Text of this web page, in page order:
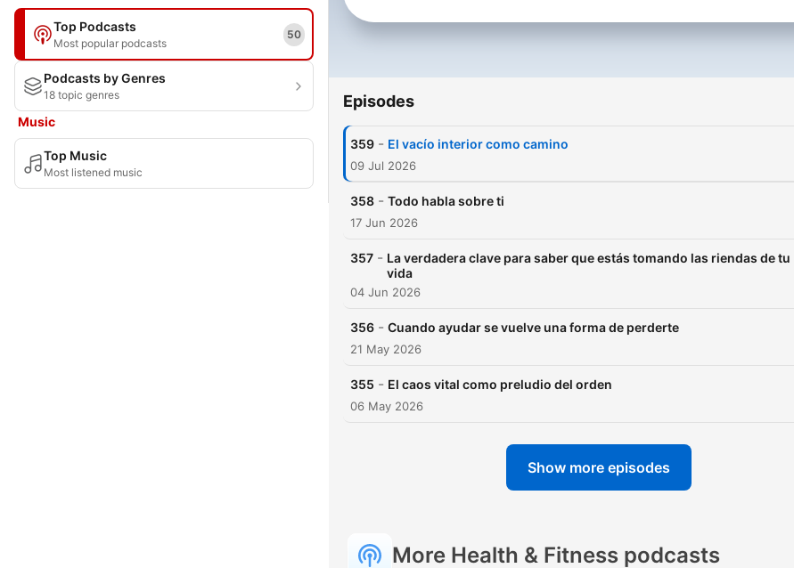
Top Podcasts
Most popular podcasts
50
Podcasts by Genres
18 topic genres
Music
Top Music
Most listened music
Episodes
359 - El vacío interior como camino
09 Jul 2026
358 - Todo habla sobre ti
17 Jun 2026
357 - La verdadera clave para saber que estás tomando las riendas de tu
vida
04 Jun 2026
356 - Cuando ayudar se vuelve una forma de perderte
21 May 2026
355 - El caos vital como preludio del orden
06 May 2026
Show more episodes
More Health & Fitness podcasts